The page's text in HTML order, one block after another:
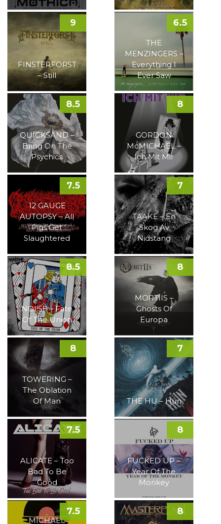
FINSTERFORST
– Still
9
THE
MENZINGERS –
Everything I
Ever Saw
6.5
QUICKSAND –
Bring On The
Psychics
8.5
GORDON
McMICHAEL –
Ich Mit Mir
8
12 GAUGE
AUTOPSY – All
Pigs Get
Slaughtered
7.5
TAAKE – En
Skog Av
Nidstang
7
NOI!SE – Fate
Of The Union
8.5
MORTIIS –
Ghosts Of
Europa
8
TOWERING –
The Oblation
Of Man
8
THE HU – Hun
7
ALICATE – Too
Bad To Be
Good
7.5
FUCKED UP –
Year Of The
Monkey
8
MICHAEL
7.5 8